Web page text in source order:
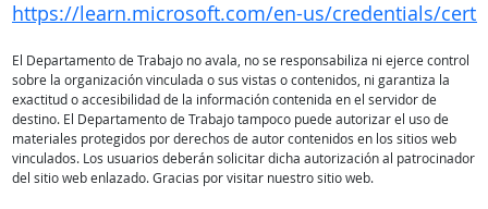
https://learn.microsoft.com/en-us/credentials/
El Departamento de Trabajo no avala, no se responsabiliza ni ejerce control
sobre la organización vinculada o sus vistas o contenidos, ni garantiza la
exactitud o accesibilidad de la información contenida en el servidor de
destino. El Departamento de Trabajo tampoco puede autorizar el uso de
materiales protegidos por derechos de autor contenidos en los sitios web
vinculados. Los usuarios deberán solicitar dicha autorización al patrocinador
del sitio web enlazado. Gracias por visitar nuestro sitio web.